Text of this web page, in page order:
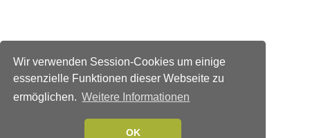
Wir verwenden Session-Cookies um einige
essenzielle Funktionen dieser Webseite zu
ermöglichen. Weitere Informationen
OK